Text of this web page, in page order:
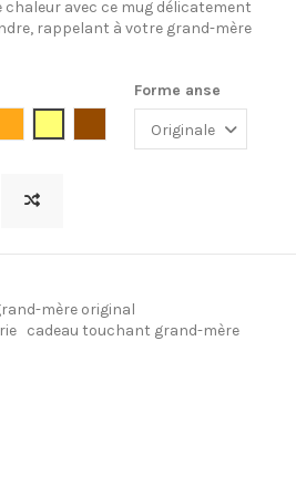
chaleur avec ce mug délicatement
rappelant à votre grand-mère
Forme anse
mère original
cadeau touchant grand-mère